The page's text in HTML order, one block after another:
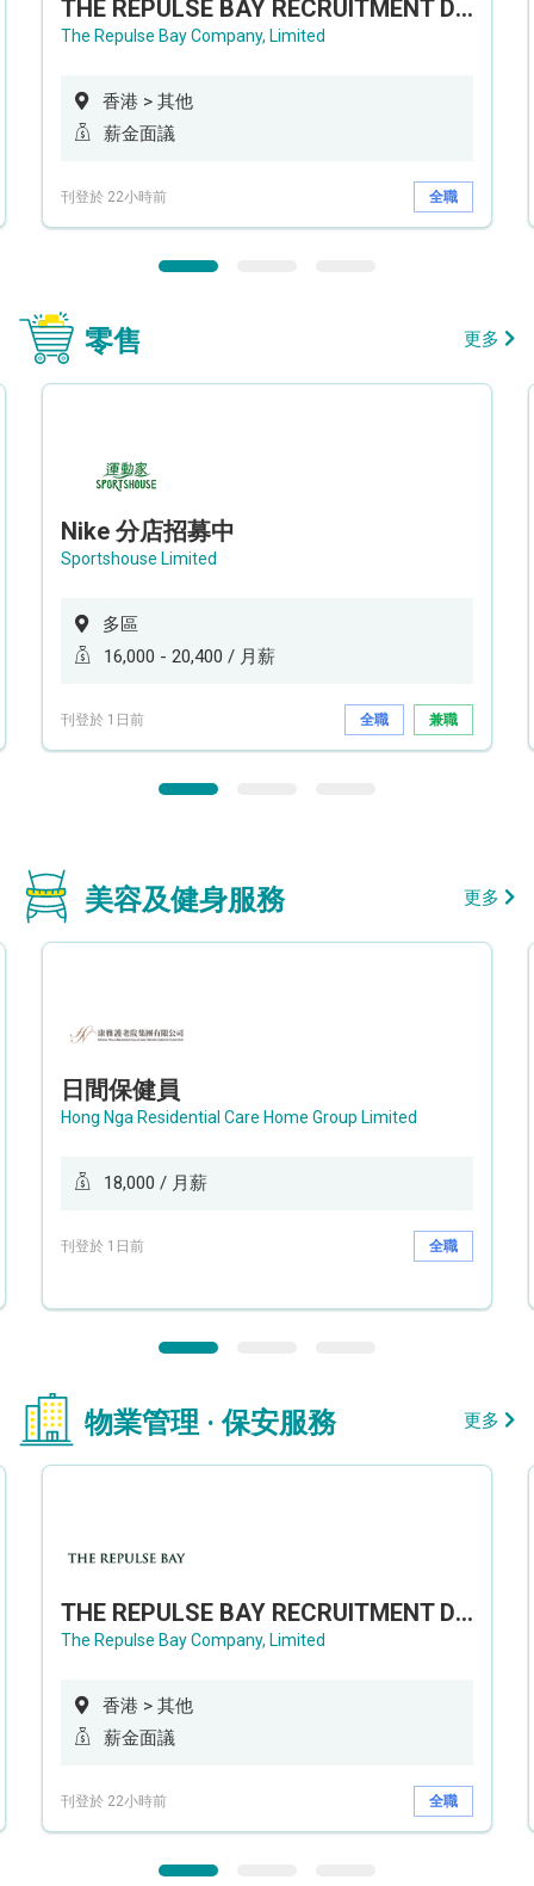
THE REPULSE BAY RECRUITMENT DAY 淺水灣影灣園人才招聘會
The Repulse Bay Company, Limited
香港 > 其他
薪金面議
刊登於 22小時前 全職
零售 更多
Nike 分店招募中
Sportshouse Limited
多區
16,000 - 20,400 / 月薪
刊登於 1日前 全職 兼職
美容及健身服務 更多
日間保健員
Hong Nga Residential Care Home Group Limited
18,000 / 月薪
刊登於 1日前 全職
物業管理 · 保安服務 更多
THE REPULSE BAY RECRUITMENT DAY 淺水灣影灣園人才招聘會
The Repulse Bay Company, Limited
香港 > 其他
薪金面議
刊登於 22小時前 全職